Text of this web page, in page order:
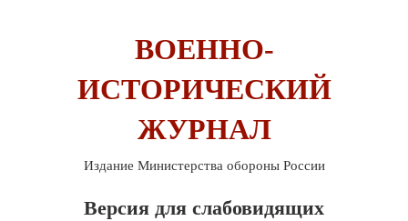
ВОЕННО-
ИСТОРИЧЕСКИЙ
ЖУРНАЛ
Издание Министерства обороны России
Версия для слабовидящих